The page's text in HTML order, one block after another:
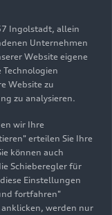
Q6Le-tronund
erste
auf der
Audi A5L
Q-
im
in
ist bereits seit
Ingolstadt, allein
Unternehmen
Website eigene
Website zu
zu analysieren.
wir Ihre
erteilen Sie Ihre
können auch
Schieberegler für
Einstellungen
fortfahren"
anklicken, werden nur